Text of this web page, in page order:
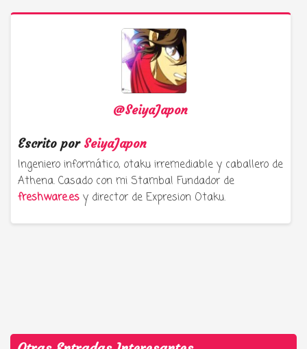
@SeiyaJapon
Escrito por SeiyaJapon
Ingeniero informático, otaku irremediable y caballero de
Athena. Casado con mi Stamba! Fundador de
freshware.es y director de Expresion Otaku.